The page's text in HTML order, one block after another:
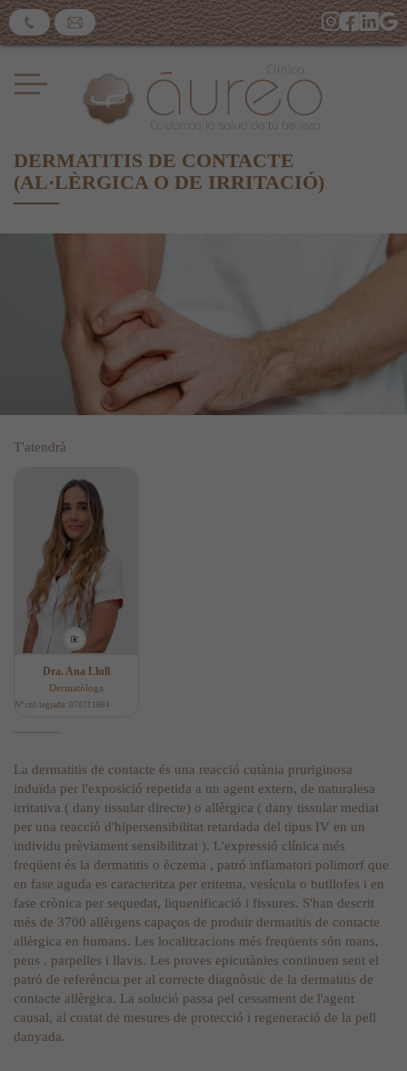
DERMATITIS DE CONTACTE
(AL·LÈRGICA O DE IRRITACIÓ)
T'atendrà
Dra. Ana Llull
Dermatòloga
Nº col·legiada: 070711084
La dermatitis de contacte és una reacció cutània pruriginosa
induïda per l'exposició repetida a un agent extern, de naturalesa
irritativa ( dany tissular directe) o allèrgica ( dany tissular mediat
per una reacció d'hipersensibilitat retardada del tipus IV en un
individu prèviament sensibilitzat ). L'expressió clínica més
freqüent és la dermatitis o èczema , patró inflamatori polimorf que
en fase aguda es caracteritza per eritema, vesícula o butllofes i en
fase crònica per sequedat, liquenificació i fissures. S'han descrit
més de 3700 allèrgens capaços de produir dermatitis de contacte
allèrgica en humans. Les localitzacions més freqüents són mans,
peus , parpelles i llavis. Les proves epicutànies continuen sent el
patró de referència per al correcte diagnòstic de la dermatitis de
contacte allèrgica. La solució passa pel cessament de l'agent
causal, al costat de mesures de protecció i regeneració de la pell
danyada.